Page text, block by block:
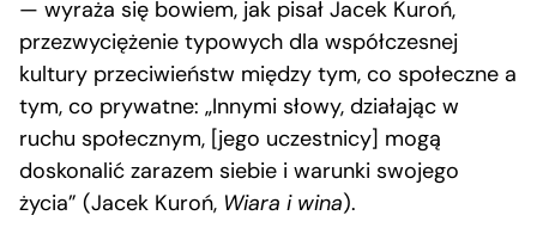
— wyraża się bowiem, jak pisał Jacek Kuroń,
przezwyciężenie typowych dla współczesnej
kultury przeciwieństw między tym, co społeczne a
tym, co prywatne: „Innymi słowy, działając w
ruchu społecznym, [jego uczestnicy] mogą
doskonalić zarazem siebie i warunki swojego
życia” (Jacek Kuroń, Wiara i wina).